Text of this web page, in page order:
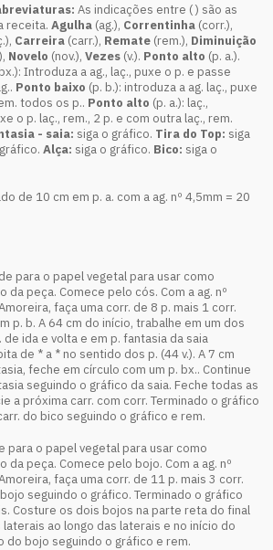
As indicações entre ( ) são as
receita. Agulha (ag.), Correntinha (corr.),
Carreira (carr.), Remate (rem.), Diminuição
Novelo (nov.), Vezes (v.). Ponto alto (p. a.).
Introduza a ag., laç., puxe o p. e passe
Ponto baixo (p. b.): introduza a ag. laç., puxe
todos os p.. Ponto alto (p. a.): laç.,
o p. laç., rem., 2 p. e com outra laç., rem.
- saia: siga o gráfico. Tira do Top: siga
Alça: siga o gráfico. Bico: siga o
de 10 cm em p. a. com a ag. nº 4,5mm = 20
para o papel vegetal para usar como
da peça. Comece pelo cós. Com a ag. nº
faça uma corr. de 8 p. mais 1 corr.
p. b. A 64 cm do início, trabalhe em um dos
ida e volta e em p. fantasia da saia
de * a * no sentido dos p. (44 v.). A 7 cm
feche em círculo com um p. bx.. Continue
seguindo o gráfico da saia. Feche todas as
a próxima carr. com corr. Terminado o gráfico
do bico seguindo o gráfico e rem.
para o papel vegetal para usar como
da peça. Comece pelo bojo. Com a ag. nº
faça uma corr. de 11 p. mais 3 corr.
seguindo o gráfico. Terminado o gráfico
Costure os dois bojos na parte reta do final
laterais ao longo das laterais e no início do
do bojo seguindo o gráfico e rem.